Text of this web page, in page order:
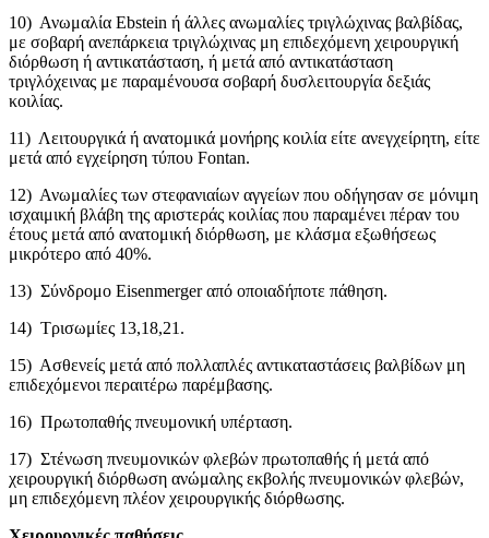
10) Ανωμαλία Ebstein ή άλλες ανωμαλίες τριγλώχινας βαλβίδας,
με σοβαρή ανεπάρκεια τριγλώχινας μη επιδεχόμενη χειρουργική
διόρθωση ή αντικατάσταση, ή μετά από αντικατάσταση
τριγλόχεινας με παραμένουσα σοβαρή δυσλειτουργία δεξιάς
κοιλίας.
11) Λειτουργικά ή ανατομικά μονήρης κοιλία είτε ανεγχείρητη, είτε
μετά από εγχείρηση τύπου Fontan.
12) Ανωμαλίες των στεφανιαίων αγγείων που οδήγησαν σε μόνιμη
ισχαιμική βλάβη της αριστεράς κοιλίας που παραμένει πέραν του
έτους μετά από ανατομική διόρθωση, με κλάσμα εξωθήσεως
μικρότερο από 40%.
13) Σύνδρομο Eisenmerger από οποιαδήποτε πάθηση.
14) Τρισωμίες 13,18,21.
15) Ασθενείς μετά από πολλαπλές αντικαταστάσεις βαλβίδων μη
επιδεχόμενοι περαιτέρω παρέμβασης.
16) Πρωτοπαθής πνευμονική υπέρταση.
17) Στένωση πνευμονικών φλεβών πρωτοπαθής ή μετά από
χειρουργική διόρθωση ανώμαλης εκβολής πνευμονικών φλεβών,
μη επιδεχόμενη πλέον χειρουργικής διόρθωσης.